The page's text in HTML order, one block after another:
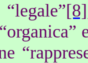
“legale”[8]